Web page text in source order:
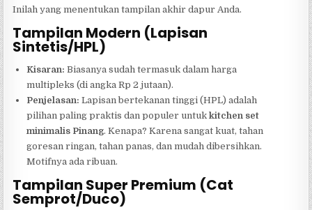
Inilah yang menentukan tampilan akhir dapur Anda.
Tampilan Modern (Lapisan
Sintetis/HPL)
Kisaran: Biasanya sudah termasuk dalam harga
multipleks (di angka Rp 2 jutaan).
Penjelasan: Lapisan bertekanan tinggi (HPL) adalah
pilihan paling praktis dan populer untukkitchen set
minimalis Pinang. Kenapa? Karena sangat kuat, tahan
goresan ringan, tahan panas, dan mudah dibersihkan.
Motifnya ada ribuan.
Tampilan Super Premium (Cat
Semprot/Duco)